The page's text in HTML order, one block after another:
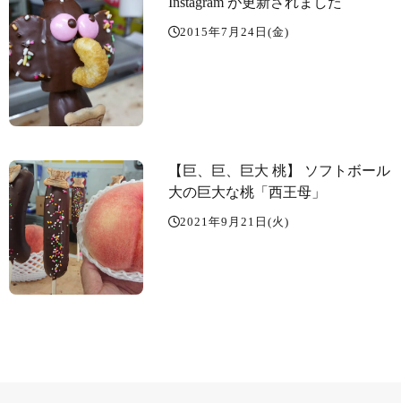
2015年7月24日(金)
【巨、巨、巨大 桃】 ソフトボール
大の巨大な桃「西王母」
2021年9月21日(火)